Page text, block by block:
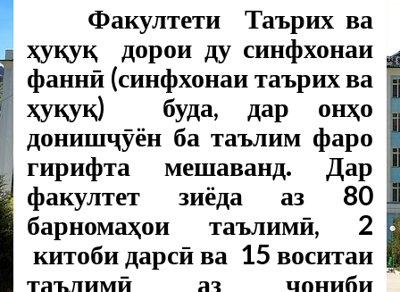
Факултети Таърих ва
ҳуқуқ дорои ду синфхонаи
фаннӣ (синфхонаи таърих ва
ҳуқуқ) буда, дар онҳо
донишҷӯён ба таълим фаро
гирифта мешаванд. Дар
факултет зиёда аз 80
барномаҳои таълимӣ, 2
китоби дарсӣ ва 15 воситаи
таълимӣ аз ҷониби